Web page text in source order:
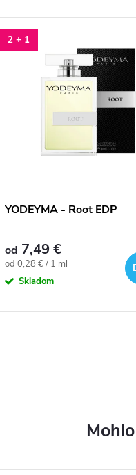
2 + 1
YODEYMA - Root EDP
od 7,49 €
Jednotková
cena:
od 0,28 € / 1 ml
Skladom